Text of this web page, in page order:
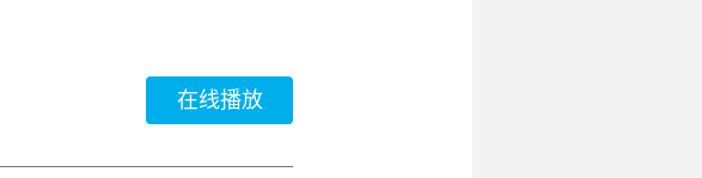
在线播放